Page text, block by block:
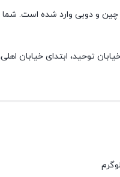
و دوبی وارد شده است.
توحید، ابتدای خیابان